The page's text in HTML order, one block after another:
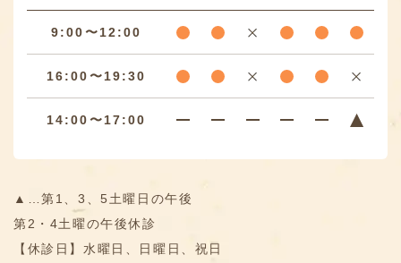
9:00〜12:00
16:00〜19:30
14:00〜17:00
▲…第1、3、5土曜日の午後
第2・4土曜の午後休診
【休診日】水曜日、日曜日、祝日